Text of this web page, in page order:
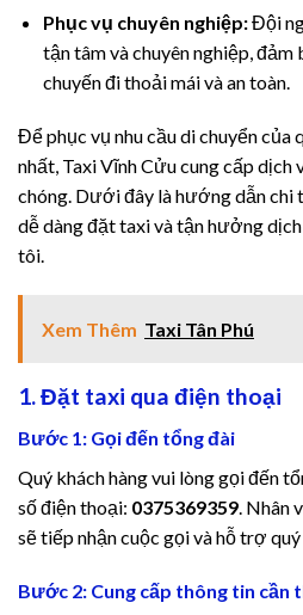
Hacklink
satın al
panel
panel
panel
panel
panel
panel
Phục vụ chuyên nghiệp:Đội
tận tâm và chuyên nghiệp, đảm
chuyến đi thoải mái và an toàn.
Để phục vụ nhu cầu di chuyển của
nhất, Taxi Vĩnh Cửu cung cấp dịch
chóng. Dưới đây là hướng dẫn chi
dễ dàng đặt taxi và tận hưởng
tôi.
Xem Thêm Taxi Tân Phú
1. Đặt taxi qua điện thoại
Bước 1: Gọi đến tổng đài
Quý khách hàng vui lòng gọi đến
số điện thoại: 0375369359 . Nhân
sẽ tiếp nhận cuộc gọi và hỗ trợ quý
Bước 2: Cung cấp thông tin cần